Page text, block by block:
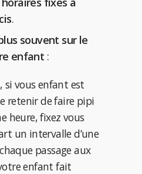
.
souvent sur le
enfant :
si vous enfant est
retenir de faire pipi
heure, fixez vous
un intervalle d’une
passage aux
enfant fait